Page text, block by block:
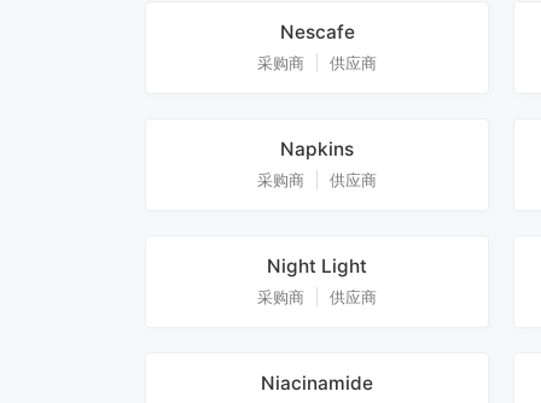
Nescafe
采购商 供应商
Napkins
采购商 供应商
Night Light
采购商 供应商
Niacinamide